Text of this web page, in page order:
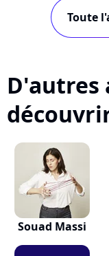
Toute
D'autres
Souad Massi